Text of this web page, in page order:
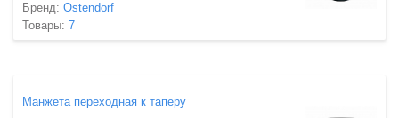
Бренд: Ostendorf
Товары: 7
Манжета переходная к таперу